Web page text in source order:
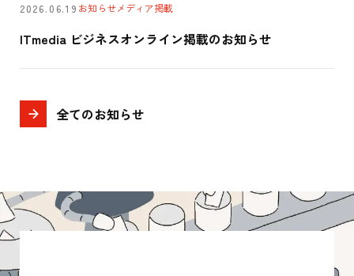
2026.06.19 お知らせメディア掲載
ITmedia ビジネスオンライン掲載のお知らせ
全てのお知らせ